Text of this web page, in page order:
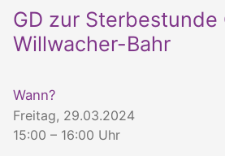
GD zur Sterbestunde
Willwacher-Bahr
Wann?
Freitag, 29.03.2024
15:00 – 16:00 Uhr